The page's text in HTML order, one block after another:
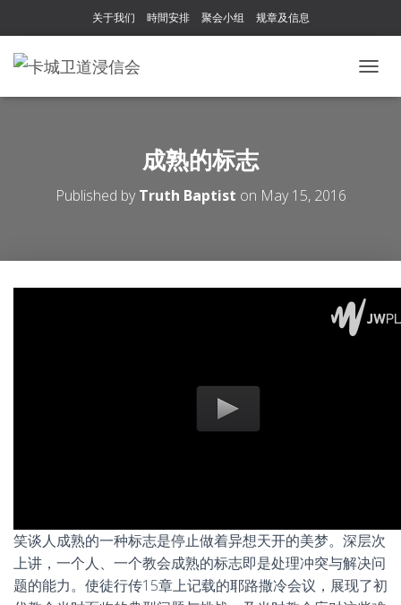
关于我们 時間安排 聚会小组 规章及信息
O
T
O
成熟的标志
Published byTruth Baptist on May 15, 2016
笑谈人成熟的一种标志是停止做着异想天开的美梦。深层次
上讲，一个人、一个教会成熟的标志即是处理冲突与解决问
题的能力。使徒行传15章上记载的耶路撒冷会议，展现了初